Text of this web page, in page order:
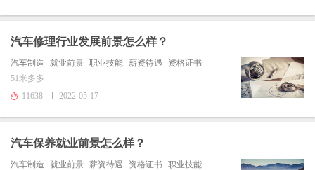
汽车修理行业发展前景怎么样？
汽车制造 就业前景 职业技能 薪资待遇
资格证书
51米多多
11638
2022-05-17
汽车保养就业前景怎么样？
汽车制造 就业前景 薪资待遇 资格证书
职业技能